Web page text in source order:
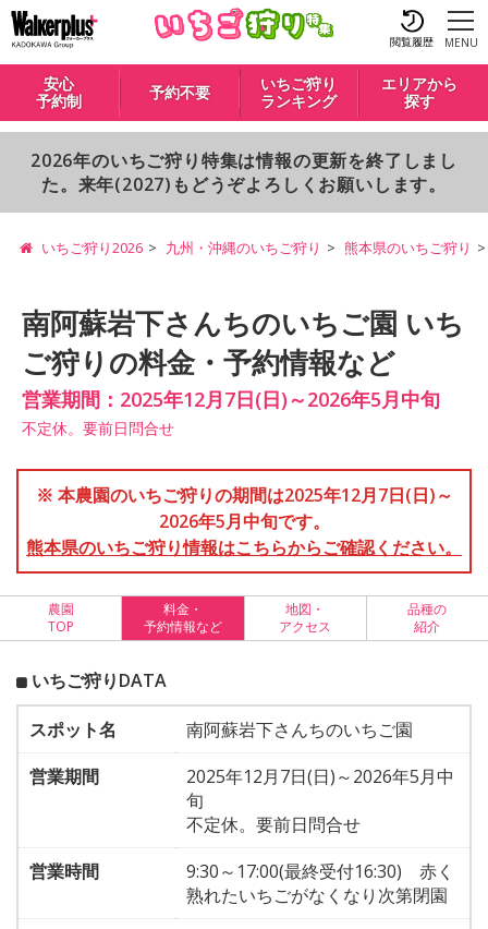
閲覧履歴 MENU
安心
予約制
予約不要
いちご狩り
ランキング
エリアから
探す
2026年のいちご狩り特集は情報の更新を終了しまし
た。来年(2027)もどうぞよろしくお願いします。
いちご狩り2026 九州・沖縄のいちご狩り 熊本県のいちご狩り
南阿蘇岩下さんちのいちご園 いち
ご狩りの料金・予約情報など
営業期間：2025年12月7日(日)～2026年5月中旬
不定休。要前日問合せ
※ 本農園のいちご狩りの期間は2025年12月7日(日)～
2026年5月中旬です。
熊本県のいちご狩り情報はこちらからご確認ください。
農園
TOP
料金・
予約情報など
地図・
アクセス
品種の
紹介
いちご狩りDATA
スポット名
南阿蘇岩下さんちのいちご園
営業期間
2025年12月7日(日)～2026年5月中
旬
不定休。要前日問合せ
営業時間
9:30～17:00(最終受付16:30) 赤く
熟れたいちごがなくなり次第閉園